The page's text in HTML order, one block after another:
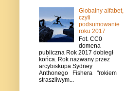
Globalny alfabet,
czyli
podsumowanie
roku 2017
Fot. CC0
domena
publiczna Rok 2017 dobiegł
końca. Rok nazwany przez
arcybiskupa Sydney
Anthonego Fishera "rokiem
straszliwym...